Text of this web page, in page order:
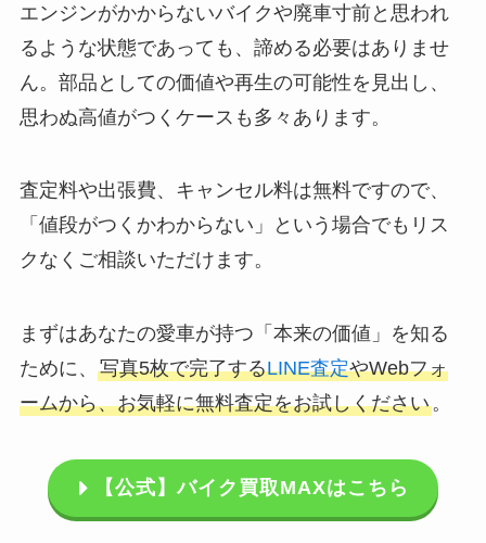
エンジンがかからないバイクや廃車寸前と思われ
るような状態であっても、諦める必要はありませ
ん。部品としての価値や再生の可能性を見出し、
思わぬ高値がつくケースも多々あります。
査定料や出張費、キャンセル料は無料ですので、
「値段がつくかわからない」という場合でもリス
クなくご相談いただけます。
まずはあなたの愛車が持つ「本来の価値」を知る
ために、 写真5枚で完了するLINE査定やWebフォ
ームから、お気軽に無料査定をお試しください。
【公式】バイク買取MAXはこちら